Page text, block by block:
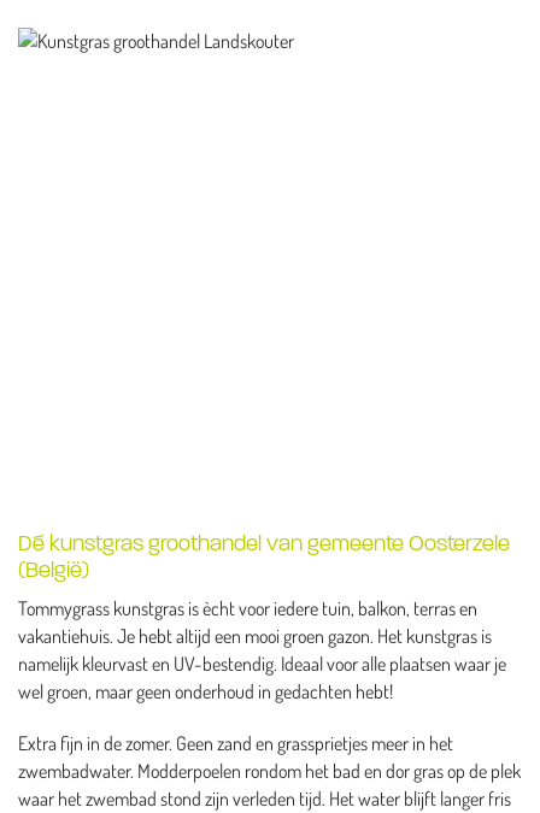
Dé kunstgras groothandel van gemeente Oosterzele
(België)
Tommygrass kunstgras is ècht voor iedere tuin, balkon, terras en
vakantiehuis. Je hebt altijd een mooi groen gazon. Het kunstgras is
namelijk kleurvast en UV-bestendig. Ideaal voor alle plaatsen waar je
wel groen, maar geen onderhoud in gedachten hebt!
Extra fijn in de zomer. Geen zand en grassprietjes meer in het
zwembadwater. Modderpoelen rondom het bad en dor gras op de plek
waar het zwembad stond zijn verleden tijd. Het water blijft langer fris